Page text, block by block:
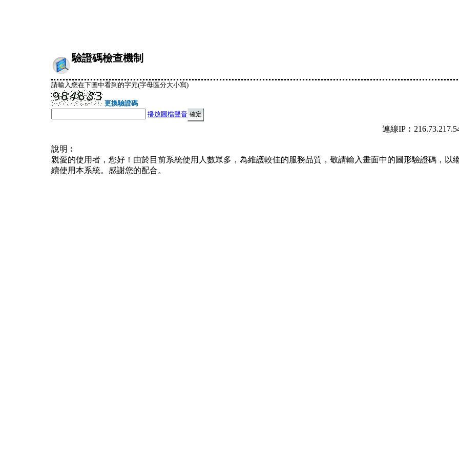
驗證碼檢查機制
請輸入您在下圖中看到的字元(字母區分大小寫)
更換驗證碼
播放圖檔聲音
連線
說明︰
親愛的使用者，您好！由於目前系統使用人數眾多，為維護較佳的服務品質，敬請輸入畫面中的圖形驗證碼，以
續使用本系統。感謝您的配合。